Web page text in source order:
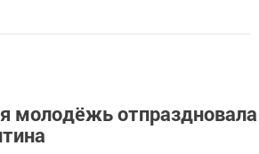
молодёжь